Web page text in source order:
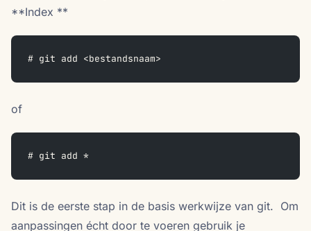
**Index **
# git add <bestandsnaam>
of
# git add *
Dit is de eerste stap in de basis werkwijze van git. Om
aanpassingen écht door te voeren gebruik je